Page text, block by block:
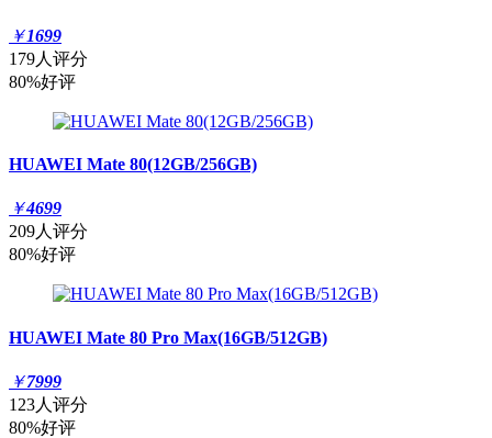
￥1699
179人评分
80%好评
HUAWEI Mate 80(12GB/256GB)
￥4699
209人评分
80%好评
HUAWEI Mate 80 Pro Max(16GB/512GB)
￥7999
123人评分
80%好评